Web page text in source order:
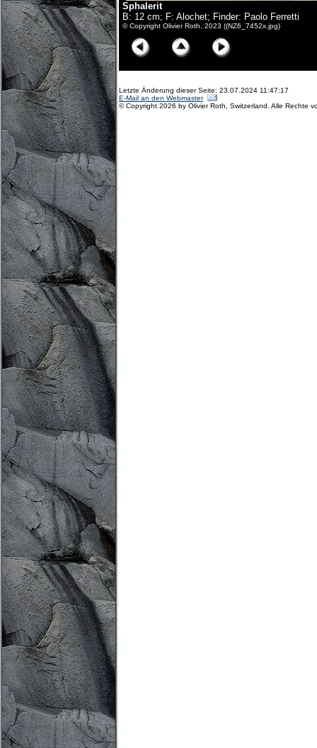
Sphalerit
B: 12 cm; F: Alochet; Finder: Paolo Ferretti
© Copyright Olivier Roth, 2023 ((NZ6_7452x.jpg)
Letzte Änderung dieser Seite: 23.07.2024 11:47:17
E-Mail an den Webmaster
© Copyright 2026 by Olivier Roth, Switzerland. Alle Rechte